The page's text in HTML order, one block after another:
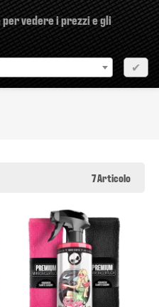
vedere i prezzi e gli
✔
7 Articolo